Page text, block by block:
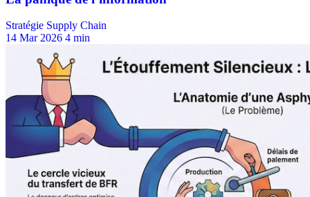
Stratégie Supply Chain
14 Mar 2026 4 min